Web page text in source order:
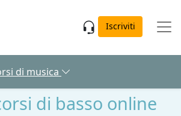
Iscriviti
di musica
di basso online